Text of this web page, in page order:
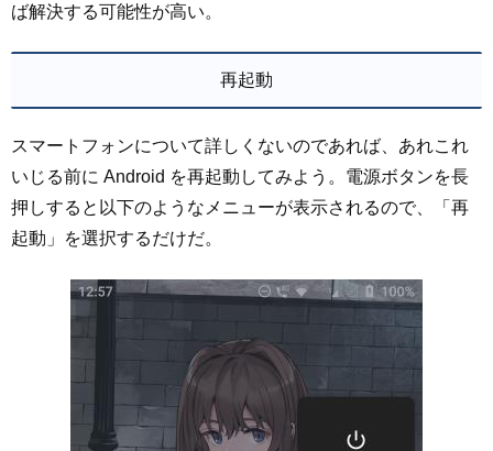
ば解決する可能性が高い。
再起動
スマートフォンについて詳しくないのであれば、あれこれ
いじる前に Android を再起動してみよう。電源ボタンを長
押しすると以下のようなメニューが表示されるので、「再
起動」を選択するだけだ。